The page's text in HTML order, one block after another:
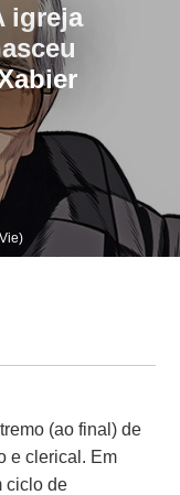
igreja
(ao final) de
e clerical. Em
ciclo de